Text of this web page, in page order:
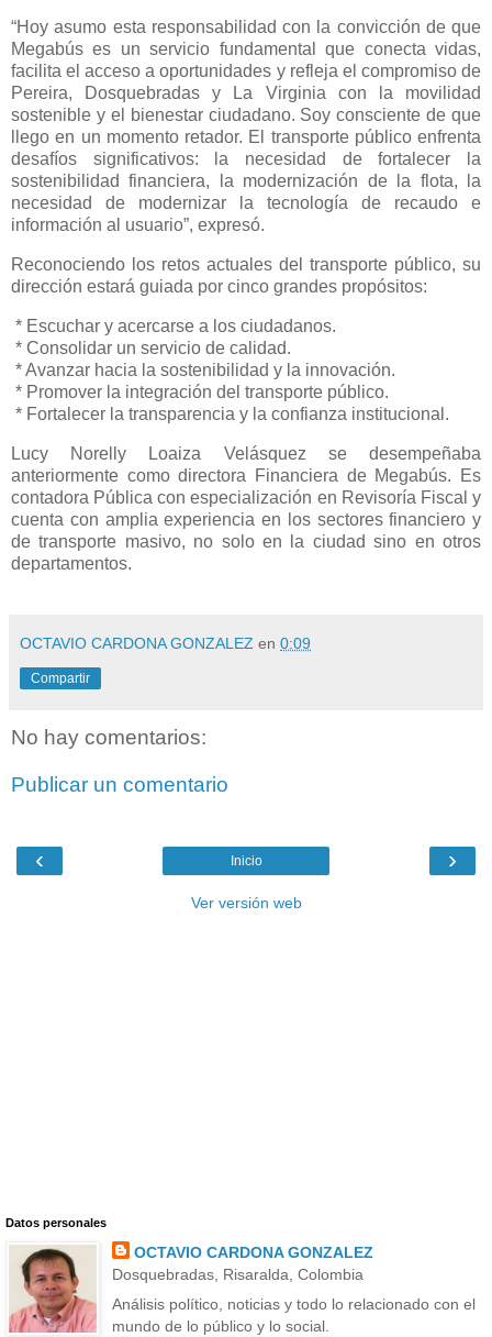
“Hoy asumo esta responsabilidad con la convicción de que
Megabús es un servicio fundamental que conecta vidas,
facilita el acceso a oportunidades y refleja el compromiso de
Pereira, Dosquebradas y La Virginia con la movilidad
sostenible y el bienestar ciudadano. Soy consciente de que
llego en un momento retador. El transporte público enfrenta
desafíos significativos: la necesidad de fortalecer la
sostenibilidad financiera, la modernización de la flota, la
necesidad de modernizar la tecnología de recaudo e
información al usuario”, expresó.
Reconociendo los retos actuales del transporte público, su
dirección estará guiada por cinco grandes propósitos:
* Escuchar y acercarse a los ciudadanos.
* Consolidar un servicio de calidad.
* Avanzar hacia la sostenibilidad y la innovación.
* Promover la integración del transporte público.
* Fortalecer la transparencia y la confianza institucional.
Lucy Norelly Loaiza Velásquez se desempeñaba
anteriormente como directora Financiera de Megabús. Es
contadora Pública con especialización en Revisoría Fiscal y
cuenta con amplia experiencia en los sectores financiero y
de transporte masivo, no solo en la ciudad sino en otros
departamentos.
OCTAVIO CARDONA GONZALEZ en 0:09
Compartir
No hay comentarios:
Publicar un comentario
‹ ›
Inicio
Ver versión web
Datos personales
OCTAVIO CARDONA GONZALEZ
Dosquebradas, Risaralda, Colombia
Análisis político, noticias y todo lo relacionado con el
mundo de lo público y lo social.